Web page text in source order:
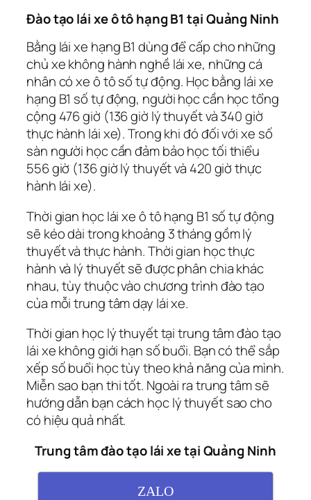
Đào tạo lái xe ô tô hạng B1 tại Quảng Ninh
Bằng lái xe hạng B1 dùng để cấp cho những
chủ xe không hành nghề lái xe, những cá
nhân có xe ô tô số tự động. Học bằng lái xe
hạng B1 số tự động, người học cần học tổng
cộng 476 giờ (136 giờ lý thuyết và 340 giờ
thực hành lái xe). Trong khi đó đối với xe số
sàn người học cần đảm bảo học tối thiểu
556 giờ (136 giờ lý thuyết và 420 giờ thực
hành lái xe).
Thời gian học lái xe ô tô hạng B1 số tự động
sẽ kéo dài trong khoảng 3 tháng gồm lý
thuyết và thực hành. Thời gian học thực
hành và lý thuyết sẽ được phân chia khác
nhau, tùy thuộc vào chương trình đào tạo
của mỗi trung tâm dạy lái xe.
Thời gian học lý thuyết tại trung tâm đào tạo
lái xe không giới hạn số buổi. Bạn có thể sắp
xếp số buổi học tùy theo khả năng của mình.
Miễn sao bạn thi tốt. Ngoài ra trung tâm sẽ
hướng dẫn bạn cách học lý thuyết sao cho
có hiệu quả nhất.
Trung tâm đào tạo lái xe tại Quảng Ninh
ZALO